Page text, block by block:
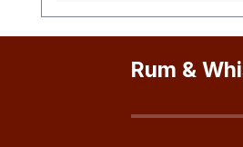
Das Double Matured
Whisky weich, aromatisch
perfekte
Rum &